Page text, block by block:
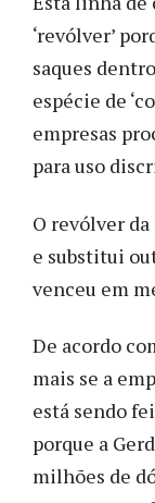
‘revólver’
saques
espécie de
empresas
para uso
O revólver
e substitui
venceu em
De acordo
mais se a
está sendo
porque a
milhões de